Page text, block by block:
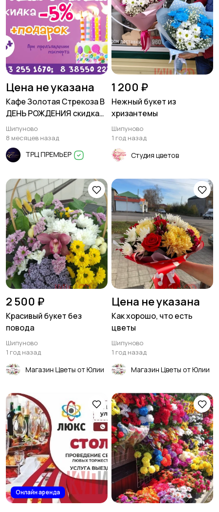
Цена не указана
Кафе Золотая Стрекоза В
ДЕНЬ РОЖДЕНИЯ скидка
5% + подарок в Шипуново
Шипуново
8 месяцев назад
ТРЦ ПРЕМЬЕР
1 200 ₽
Нежный букет из
хризантемы
Шипуново
1 год назад
Студия цветов
2 500 ₽
Красивый букет без
повода
Шипуново
1 год назад
Магазин Цветы от Юлии
Цена не указана
Как хорошо, что есть
цветы
Шипуново
1 год назад
Магазин Цветы от Юлии
Онлайн аренда